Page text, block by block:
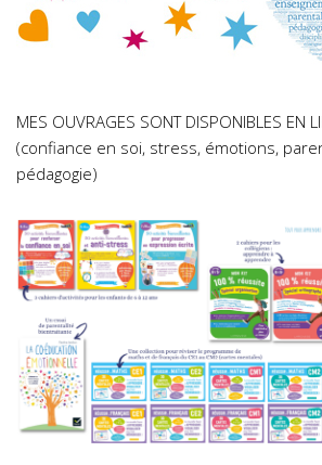
MES OUVRAGES SONT DISPONIBLES EN
(confiance en soi, stress, émotions,
pédagogie)